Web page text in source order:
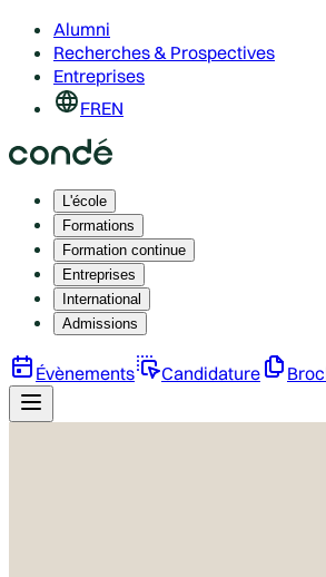
Alumni
Recherches & Prospectives
Entreprises
FREN
L'école
Formations
Formation continue
Entreprises
International
Admissions
Évènements Candidature